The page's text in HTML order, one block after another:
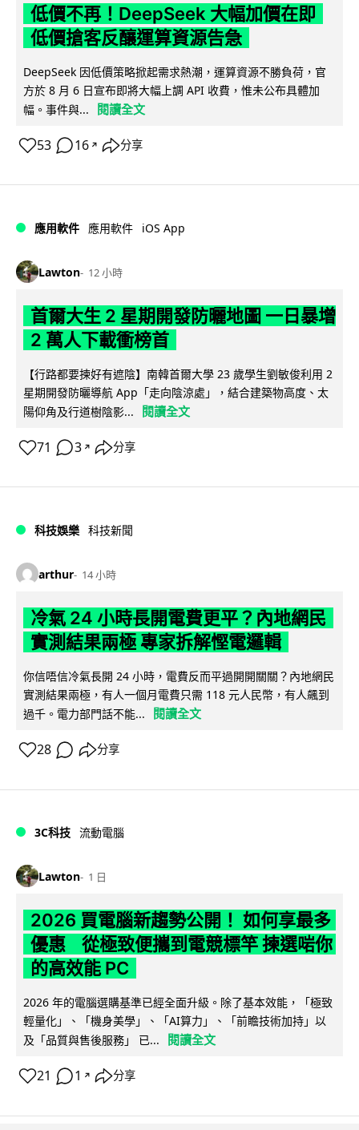
低價不再！DeepSeek 大幅加價在即
低價搶客反釀運算資源告急
DeepSeek 因低價策略掀起需求熱潮，運算資源不勝負荷，官
方於 8 月 6 日宣布即將大幅上調 API 收費，惟未公布具體加
幅。事件與...
閱讀全文
53 16 ↗ 分享
應用軟件 應用軟件 iOS App
Lawton 12 小時
首爾大生 2 星期開發防曬地圖 一日暴增
2 萬人下載衝榜首
【行路都要揀好有遮陰】南韓首爾大學 23 歲學生劉敏俊利用 2
星期開發防曬導航 App「走向陰涼處」，結合建築物高度、太
陽仰角及行道樹陰影...
閱讀全文
71 3 ↗ 分享
科技娛樂 科技新聞
arthur 14 小時
冷氣 24 小時長開電費更平？內地網民
實測結果兩極 專家拆解慳電邏輯
你信唔信冷氣長開 24 小時，電費反而平過開開關關？內地網民
實測結果兩極，有人一個月電費只需 118 元人民幣，有人飆到
過千。電力部門話不能...
閱讀全文
28 分享
3C科技 流動電腦
Lawton 1 日
2026 買電腦新趨勢公開！ 如何享最多
優惠 從極致便攜到電競標竿 揀選啱你
的高效能 PC
2026 年的電腦選購基準已經全面升級。除了基本效能，「極致
輕量化」、「機身美學」、「AI算力」、「前瞻技術加持」以
及「品質與售後服務」 已...
閱讀全文
21 1 ↗ 分享